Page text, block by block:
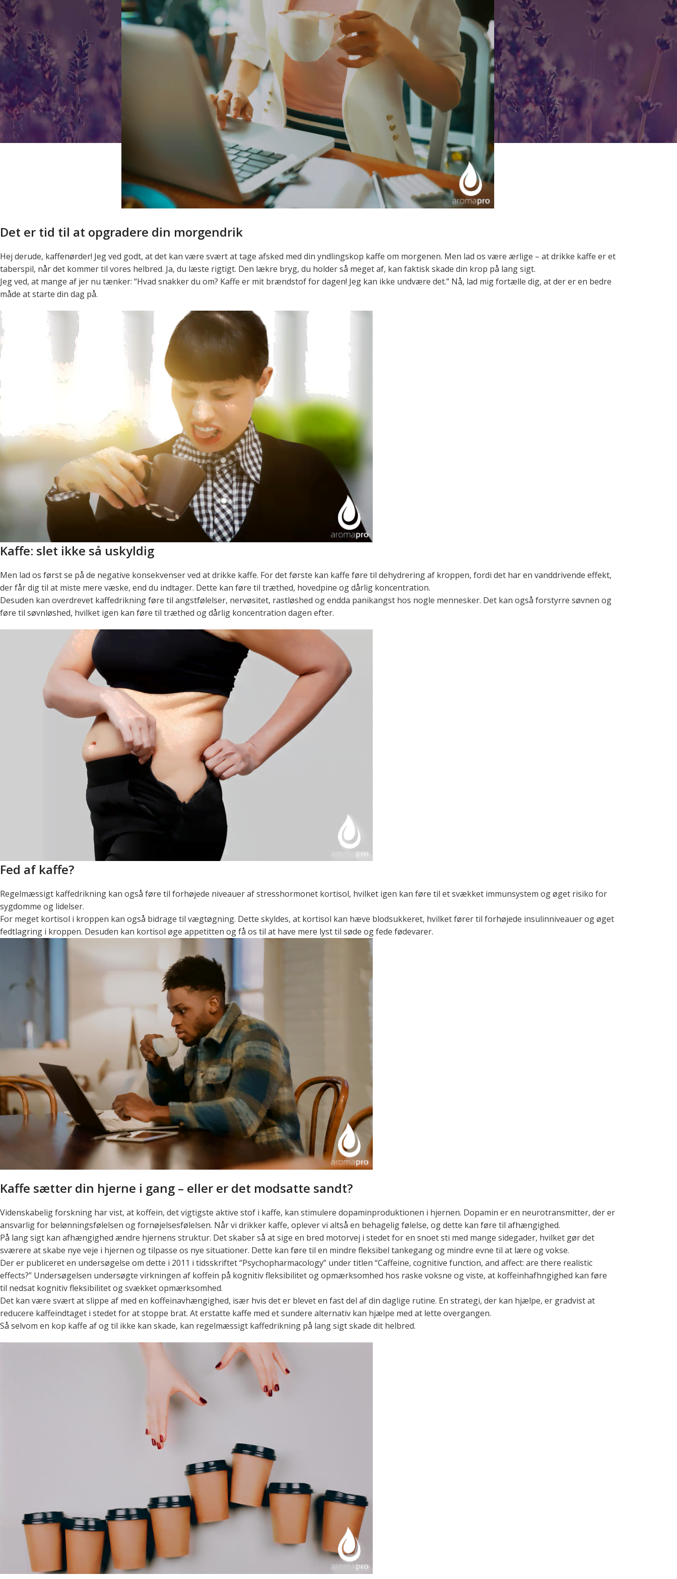
Det er tid til at opgradere din morgendrik
Hej derude, kaffenørder! Jeg ved godt, at det kan være svært at tage afsked med din yndlingskop kaffe om morgenen. Men lad os være ærlige – at drikke kaffe er et
taberspil, når det kommer til vores helbred. Ja, du læste rigtigt. Den lækre bryg, du holder så meget af, kan faktisk skade din krop på lang sigt.
Jeg ved, at mange af jer nu tænker: “Hvad snakker du om? Kaffe er mit brændstof for dagen! Jeg kan ikke undvære det.” Nå, lad mig fortælle dig, at der er en bedre
måde at starte din dag på.
Kaffe: slet ikke så uskyldig
Men lad os først se på de negative konsekvenser ved at drikke kaffe. For det første kan kaffe føre til dehydrering af kroppen, fordi det har en vanddrivende effekt,
der får dig til at miste mere væske, end du indtager. Dette kan føre til træthed, hovedpine og dårlig koncentration.
Desuden kan overdrevet kaffedrikning føre til angstfølelser, nervøsitet, rastløshed og endda panikangst hos nogle mennesker. Det kan også forstyrre søvnen og
føre til søvnløshed, hvilket igen kan føre til træthed og dårlig koncentration dagen efter.
Fed af kaffe?
Regelmæssigt kaffedrikning kan også føre til forhøjede niveauer af stresshormonet kortisol, hvilket igen kan føre til et svækket immunsystem og øget risiko for
sygdomme og lidelser.
For meget kortisol i kroppen kan også bidrage til vægtøgning. Dette skyldes, at kortisol kan hæve blodsukkeret, hvilket fører til forhøjede insulinniveauer og øget
fedtlagring i kroppen. Desuden kan kortisol øge appetitten og få os til at have mere lyst til søde og fede fødevarer.
Kaffe sætter din hjerne i gang – eller er det modsatte sandt?
Videnskabelig forskning har vist, at koffein, det vigtigste aktive stof i kaffe, kan stimulere dopaminproduktionen i hjernen. Dopamin er en neurotransmitter, der er
ansvarlig for belønningsfølelsen og fornøjelsesfølelsen. Når vi drikker kaffe, oplever vi altså en behagelig følelse, og dette kan føre til afhængighed.
På lang sigt kan afhængighed ændre hjernens struktur. Det skaber så at sige en bred motorvej i stedet for en snoet sti med mange sidegader, hvilket gør det
sværere at skabe nye veje i hjernen og tilpasse os nye situationer. Dette kan føre til en mindre fleksibel tankegang og mindre evne til at lære og vokse.
Der er publiceret en undersøgelse om dette i 2011 i tidsskriftet “Psychopharmacology” under titlen “Caffeine, cognitive function, and affect: are there realistic
effects?” Undersøgelsen undersøgte virkningen af koffein på kognitiv fleksibilitet og opmærksomhed hos raske voksne og viste, at koffeinhafhngighed kan føre
til nedsat kognitiv fleksibilitet og svækket opmærksomhed.
Det kan være svært at slippe af med en koffeinavhængighed, især hvis det er blevet en fast del af din daglige rutine. En strategi, der kan hjælpe, er gradvist at
reducere kaffeindtaget i stedet for at stoppe brat. At erstatte kaffe med et sundere alternativ kan hjælpe med at lette overgangen.
Så selvom en kop kaffe af og til ikke kan skade, kan regelmæssigt kaffedrikning på lang sigt skade dit helbred.